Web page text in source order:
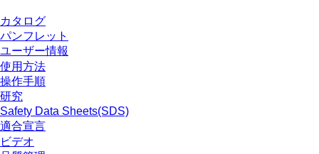
カタログ
パンフレット
ユーザー情報
使用方法
操作手順
研究
Safety Data Sheets(SDS)
適合宣言
ビデオ